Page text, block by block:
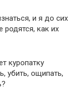
и я до сих
как их
куропатку
убить, ощипать,